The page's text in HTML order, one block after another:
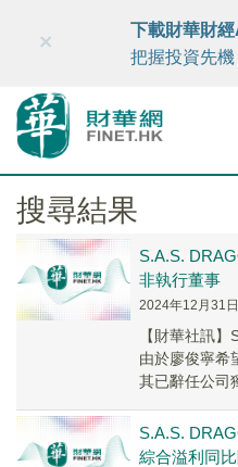
財華智庫網 FINTV
×
下載財華財
把握投資先機
搜尋結果
S.A.S.
非執行董事
2024年12月31
【財華社訊
由於廖俊寧希
其已辭任公司
S.A.S.
綜合溢利同